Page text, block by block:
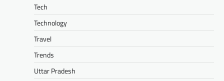
Tech
Technology
Travel
Trends
Uttar Pradesh